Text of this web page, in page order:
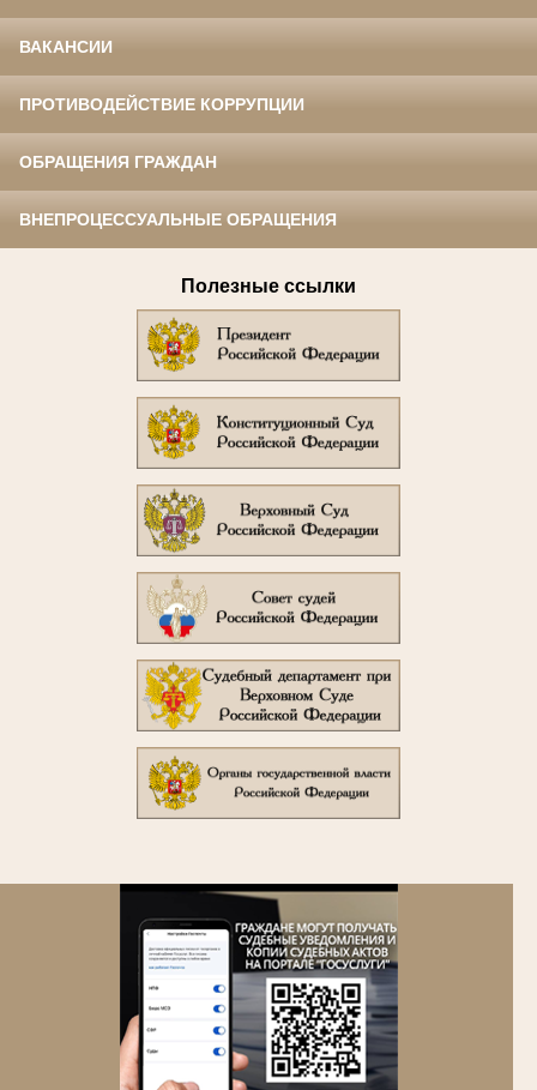
ВАКАНСИИ
ПРОТИВОДЕЙСТВИЕ КОРРУПЦИИ
ОБРАЩЕНИЯ ГРАЖДАН
ВНЕПРОЦЕССУАЛЬНЫЕ ОБРАЩЕНИЯ
Полезные ссылки